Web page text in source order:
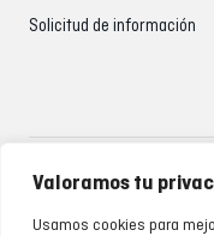
Valoramos tu
Usamos cookies para
Solicitud de información
Atención al cliente